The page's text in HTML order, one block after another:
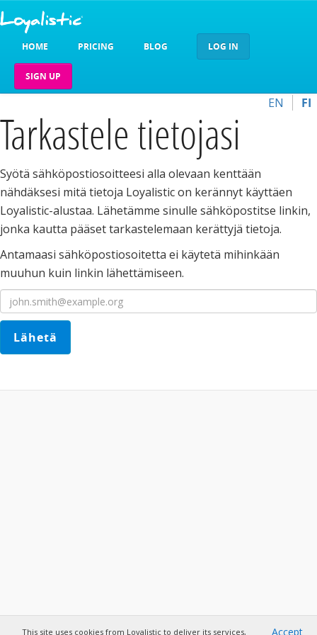
HOME PRICING BLOG LOG IN
SIGN UP
EN FI
Tarkastele tietojasi
Syötä sähköpostiosoitteesi alla olevaan kenttään
nähdäksesi mitä tietoja Loyalistic on kerännyt käyttäen
Loyalistic-alustaa. Lähetämme sinulle sähköpostitse linkin,
jonka kautta pääset tarkastelemaan kerättyjä tietoja.
Antamaasi sähköpostiosoitetta ei käytetä mihinkään
muuhun kuin linkin lähettämiseen.
This site uses cookies from Loyalistic to deliver its services, Accept